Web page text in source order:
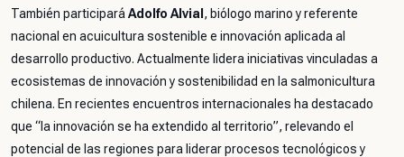
También participaráAdolfo Alvial , biólogo marino y referente
nacional en acuicultura sostenible e innovación aplicada al
desarrollo productivo. Actualmente lidera iniciativas vinculadas a
ecosistemas de innovación y sostenibilidad en la salmonicultura
chilena. En recientes encuentros internacionales ha destacado
que “la innovación se ha extendido al territorio”, relevando el
potencial de las regiones para liderar procesos tecnológicos y